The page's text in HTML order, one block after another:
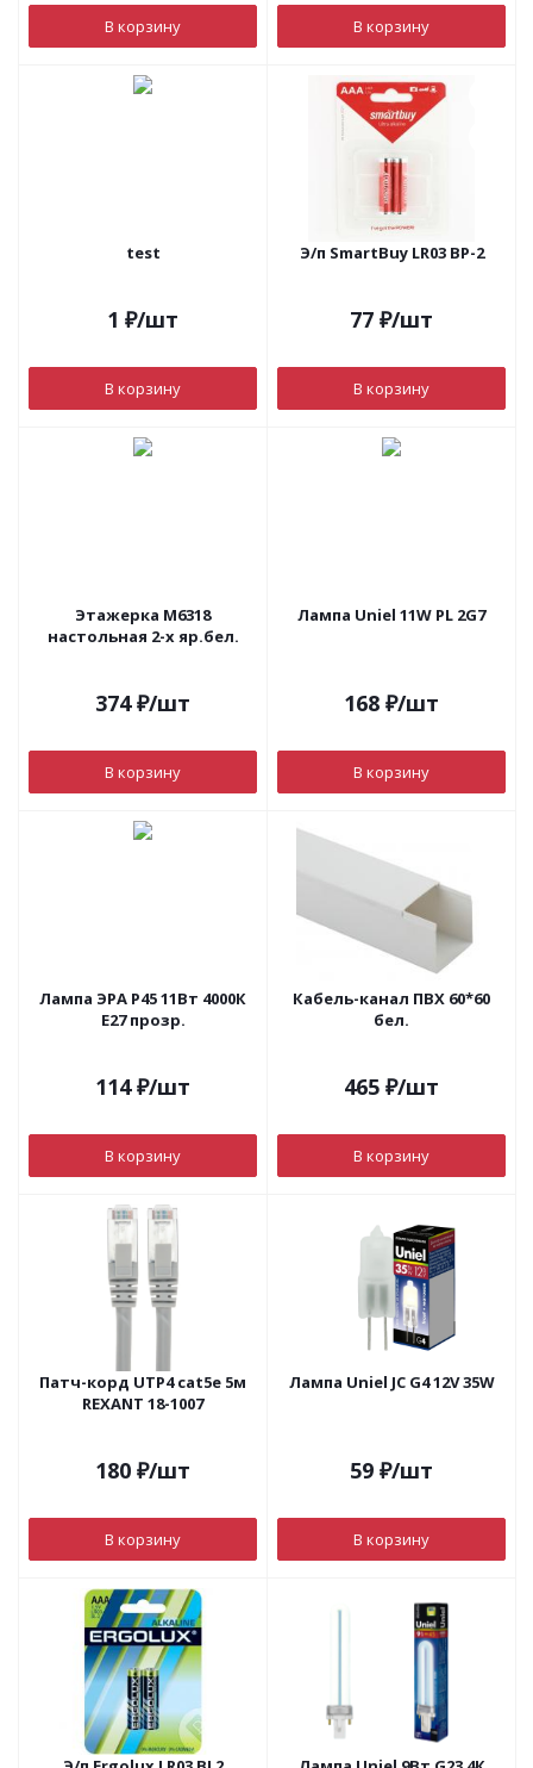
В корзину В корзину
test
1 ₽/шт
В корзину
Э/п SmartBuy LR03 BP-2
77 ₽/шт
В корзину
Этажерка М6318
настольная 2-х яр.бел.
374₽/шт
В корзину
Лампа Uniel 11W PL 2G7
168 ₽/шт
В корзину
Лампа ЭРА Р45 11Вт 4000К
Е27 прозр.
114₽/шт
В корзину
Кабель-канал ПВХ 60*60
бел.
465 ₽/шт
В корзину
Патч-корд UTP4 cat5е 5м
REXANT 18-1007
180 ₽/шт
В корзину
Лампа Uniel JC G4 12V 35W
59 ₽/шт
В корзину